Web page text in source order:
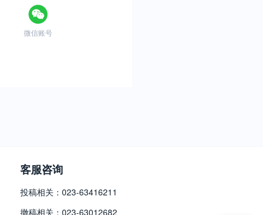
微信账号
客服咨询
投稿相关：023-63416211
撤稿相关：023-63012682